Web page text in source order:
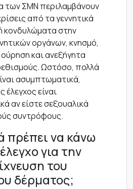
των ΣΜΝ περιλαμβάνουν
από τα γεννητικά
κονδυλώματα στην
οργάνων, κνησμό,
και ανεξήγητα
Ωστόσο, πολλά
ασυμπτωματικά,
έλεγχος είναι
αν είστε σεξουαλικά
συντρόφους.
πρέπει να κάνω
για την
του
δέρματος;